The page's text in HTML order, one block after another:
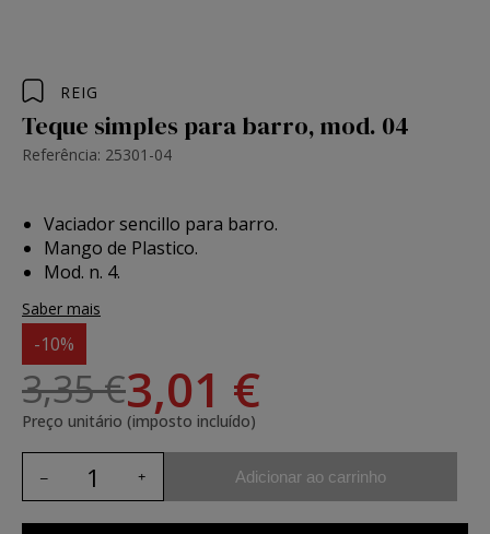
REIG
Teque simples para barro, mod. 04
Referência: 25301-04
Vaciador sencillo para barro.
Mango de Plastico.
Mod. n. 4.
Saber mais
-10%
3,35 €3,01 €
Preço unitário (imposto incluído)
Adicionar ao carrinho